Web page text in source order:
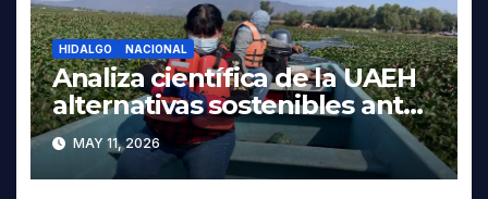
HIDALGO NACIONAL
Analiza científica de la UAEH
alternativas sostenibles ante
crisis ambiental en Tula-
Tepeji
MAY 11, 2026